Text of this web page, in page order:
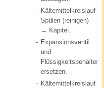
- Kältemittelkreislauf
Spülen (reinigen)
→ Kapitel.
- Expansionsventil
und
Flüssigkeitsbehälter
ersetzen.
- Kältemittelkreislauf